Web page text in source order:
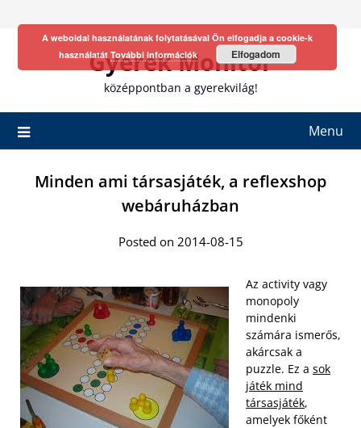
Gyerek Monitor
középpontban a gyerekvilág!
Menu
Minden ami társasjáték, a reflexshop
webáruházban
Posted on 2014-08-15
Az activity vagy
monopoly
mindenki
számára ismerős,
akárcsak a
puzzle. Ez a sok
játék mind
társasjáték,
amelyek főként
A weboldal használatának folytatásával Ön elfogadja a cookie-k
használatát További információk Elfogadom